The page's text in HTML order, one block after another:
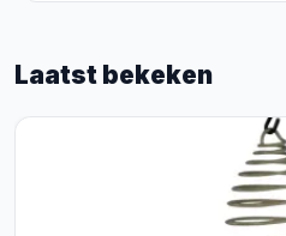
Laatst bekeken